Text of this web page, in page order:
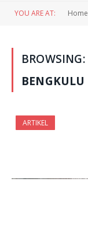
YOU ARE AT: Home
BROWSING:
BENGKULU
ARTIKEL